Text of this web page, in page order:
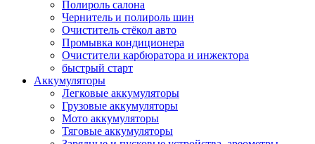
Полироль салона
Чернитель и полироль шин
Очиститель стёкол авто
Промывка кондиционера
Очистители карбюратора и инжектора
быстрый старт
Аккумуляторы
Легковые аккумуляторы
Грузовые аккумуляторы
Мото аккумуляторы
Тяговые аккумуляторы